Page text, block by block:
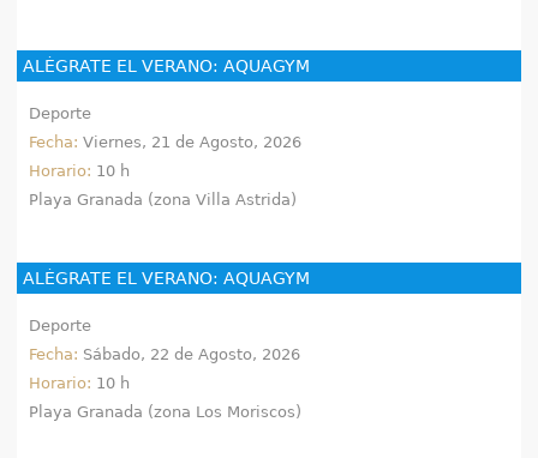
ALÉGRATE EL VERANO: AQUAGYM
Deporte
Fecha:Viernes, 21 de Agosto, 2026
Horario: 10 h
Playa Granada (zona Villa Astrida)
ALÉGRATE EL VERANO: AQUAGYM
Deporte
Fecha: Sábado, 22 de Agosto, 2026
Horario: 10 h
Playa Granada (zona Los Moriscos)